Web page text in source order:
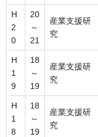
H
2
0
20
～
21
産業支援研
究
H
1
9
18
～
19
産業支援研
究
H
1
8
18
～
19
産業支援研
究